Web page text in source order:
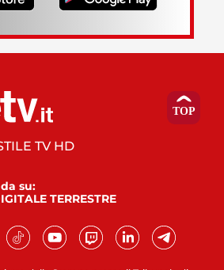
TV HD
su:
TERRESTRE